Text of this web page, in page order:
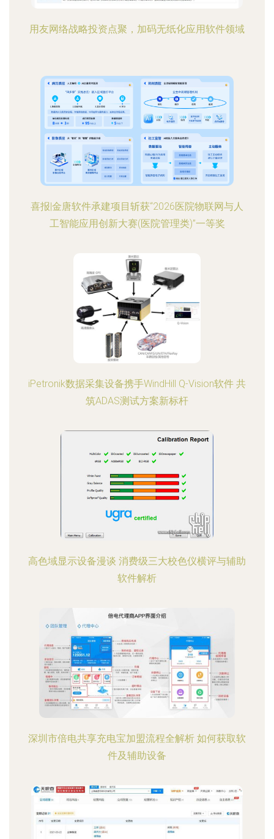
用友网络战略投资点聚，加码无纸化应用软件领域
喜报|金唐软件承建项目斩获“2026医院物联网与人
工智能应用创新大赛(医院管理类)”一等奖
iPetronik数据采集设备携手WindHill Q-Vision软件 共
筑ADAS测试方案新标杆
高色域显示设备漫谈 消费级三大校色仪横评与辅助
软件解析
深圳市倍电共享充电宝加盟流程全解析 如何获取软
件及辅助设备